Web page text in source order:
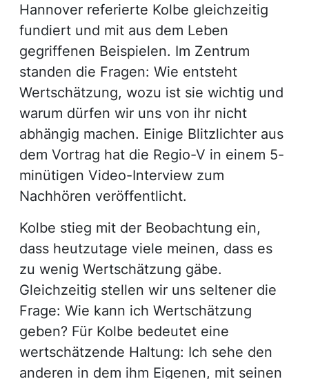
Hannover referierte Kolbe gleichzeitig
fundiert und mit aus dem Leben
gegriffenen Beispielen. Im Zentrum
standen die Fragen: Wie entsteht
Wertschätzung, wozu ist sie wichtig und
warum dürfen wir uns von ihr nicht
abhängig machen. Einige Blitzlichter aus
dem Vortrag hat die Regio-V in einem 5-
minütigen Video-Interview zum
Nachhören veröffentlicht.
Kolbe stieg mit der Beobachtung ein,
dass heutzutage viele meinen, dass es
zu wenig Wertschätzung gäbe.
Gleichzeitig stellen wir uns seltener die
Frage: Wie kann ich Wertschätzung
geben? Für Kolbe bedeutet eine
wertschätzende Haltung: Ich sehe den
anderen in dem ihm Eigenen, mit seinen